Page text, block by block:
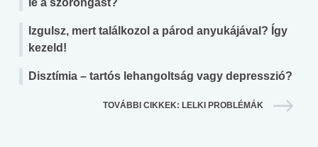
le a szorongást?
Izgulsz, mert találkozol a párod anyukájával? Így
kezeld!
Disztímia – tartós lehangoltság vagy depresszió?
TOVÁBBI CIKKEK: LELKI PROBLÉMÁK